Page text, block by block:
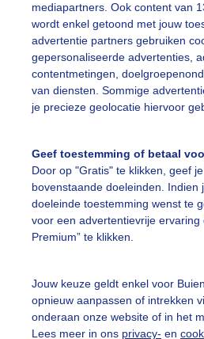
mediapartners. Ook content van
wordt enkel getoond met jouw
advertentie partners gebruiken
gepersonaliseerde advertenties,
contentmetingen,
van diensten. Sommige
je precieze geolocatie hiervoor
Geef toestemming of betaal
Door op "Gratis" te klikken, geef
bovenstaande doeleinden. Indien
doeleinde toestemming wenst te
voor een advertentievrije ervaring
Premium” te klikken.
Jouw keuze geldt enkel voor
opnieuw aanpassen of intrekken
onderaan onze website of in het
Lees meer in ons privacy- en
vragen
Team